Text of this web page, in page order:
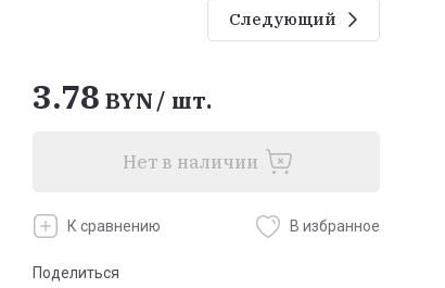
Следующий
3.78 BYN/ шт.
Нет в наличии
К сравнению В избранное
Поделиться